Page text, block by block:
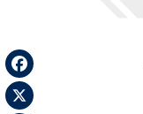
Facebook